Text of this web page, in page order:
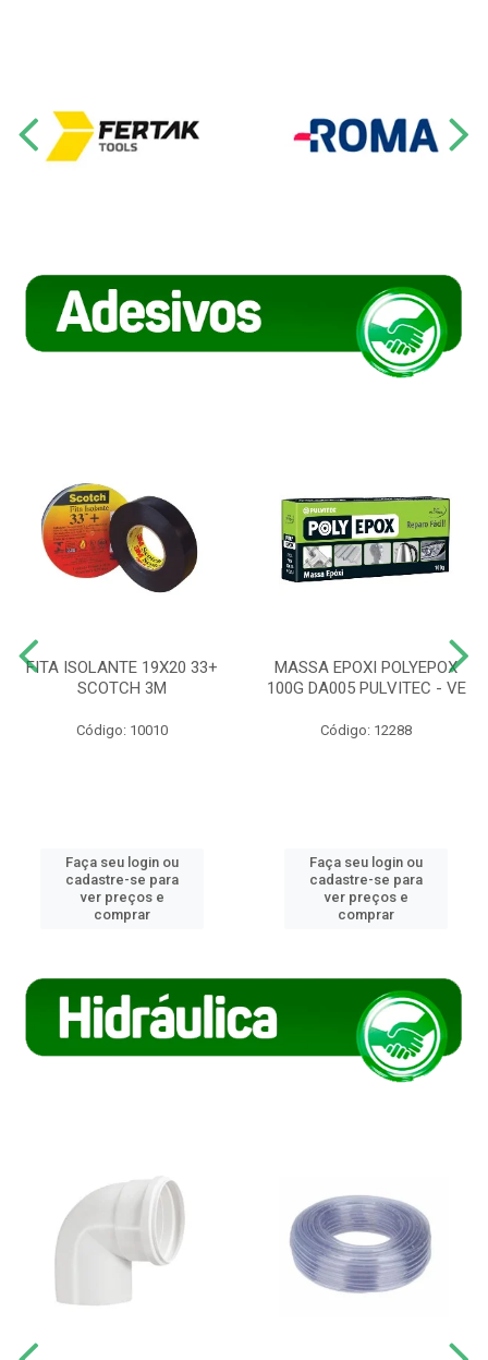
FITA ISOLANTE 19X20 33+
SCOTCH 3M
Código: 10010
Faça seu login ou
cadastre-se para
ver preços e
comprar
MASSA EPOXI POLYEPOX
100G DA005 PULVITEC - VE
Código: 12288
Faça seu login ou
cadastre-se para
ver preços e
comprar